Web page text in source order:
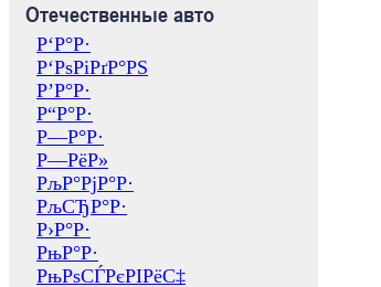
Отечественные авто
Р‘Р°Р·
Р‘РѕРіРґР°РЅ
Р’Р°Р·
Р“Р°Р·
Р—Р°Р·
Р—РёР»
РљР°РјР°Р·
РљСЂР°Р·
Р›Р°Р·
РњР°Р·
РњРѕСЃРєРІРёС‡